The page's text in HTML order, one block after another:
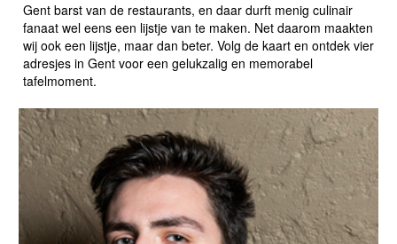
Gent barst van de restaurants, en daar durft menig culinair
fanaat wel eens een lijstje van te maken. Net daarom maakten
wij ook een lijstje, maar dan beter. Volg de kaart en ontdek vier
adresjes in Gent voor een gelukzalig en memorabel
tafelmoment.